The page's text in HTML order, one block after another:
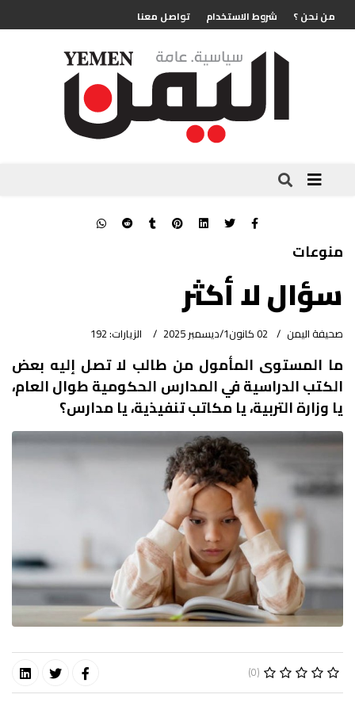
من نحن ؟ شروط الاستخدام تواصل معنا
منوعات
سؤال لا أكثر
صحيفة اليمن 02 كانون1/ديسمبر 2025 الزيارات: 192
ما المستوى المأمول من طالب لا تصل إليه بعض
الكتب الدراسية في المدارس الحكومية طوال العام،
يا وزارة التربية، يا مكاتب تنفيذية، يا مدارس؟
(0)